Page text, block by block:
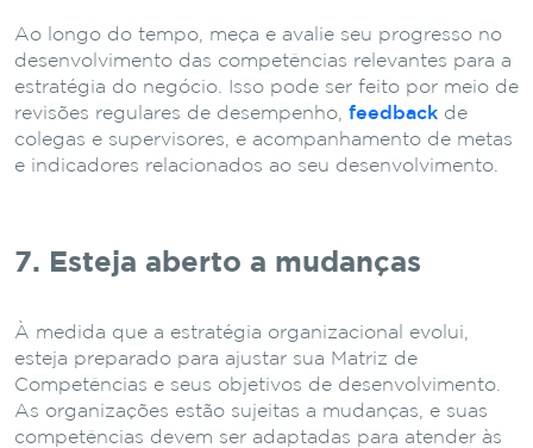
Ao longo do tempo, meça e avalie seu progresso no
desenvolvimento das competências relevantes para a
estratégia do negócio. Isso pode ser feito por meio de
revisões regulares de desempenho, feedback de
colegas e supervisores, e acompanhamento de metas
e indicadores relacionados ao seu desenvolvimento.
7. Esteja aberto a mudanças
À medida que a estratégia organizacional evolui,
esteja preparado para ajustar sua Matriz de
Competências e seus objetivos de desenvolvimento.
As organizações estão sujeitas a mudanças, e suas
competências devem ser adaptadas para atender às